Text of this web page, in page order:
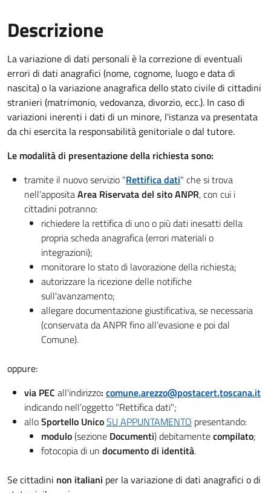
Descrizione
La variazione di dati personali è la correzione di eventuali
errori di dati anagrafici (nome, cognome, luogo e data di
nascita) o la variazione anagrafica dello stato civile di cittadini
stranieri (matrimonio, vedovanza, divorzio, ecc.). In caso di
variazioni inerenti i dati di un minore, l'istanza va presentata
da chi esercita la responsabilità genitoriale o dal tutore.
Le modalità di presentazione della richiesta sono:
tramite il nuovo servizio "Rettifica dati" che si trova
nell’appositaArea Riservata del sito ANPR, con cui i
cittadini potranno:
richiedere la rettifica di uno o più dati inesatti della
propria scheda anagrafica (errori materiali o
integrazioni);
monitorare lo stato di lavorazione della richiesta;
autorizzare la ricezione delle notifiche
sull'avanzamento;
allegare documentazione giustificativa, se necessaria
(conservata da ANPR fino all’evasione e poi dal
Comune).
oppure:
via PEC all'indirizzo: comune.arezzo@postacert.toscana.it
indicando nell’oggetto "Rettifica dati";
alloSportello UnicoSU APPUNTAMENTO presentando:
modulo(sezione Documenti) debitamentecompilato;
fotocopia di un documento di identità.
Se cittadini non italiani per la variazione di dati anagrafici o di